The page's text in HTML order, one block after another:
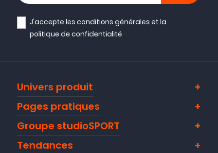
J'accepte lesconditions générales et la
politique de confidentialité
Univers produit
Pages pratiques
Groupe studioSPORT
Tendances